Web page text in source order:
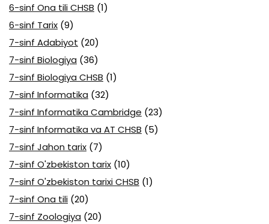
6-sinf Ona tili CHSB (1)
6-sinf Tarix (9)
7-sinf Adabiyot (20)
7-sinf Biologiya (36)
7-sinf Biologiya CHSB (1)
7-sinf Informatika (32)
7-sinf Informatika Cambridge (23)
7-sinf Informatika va AT CHSB (5)
7-sinf Jahon tarix (7)
7-sinf O'zbekiston tarix (10)
7-sinf O'zbekiston tarixi CHSB (1)
7-sinf Ona tili (20)
7-sinf Zoologiya (20)